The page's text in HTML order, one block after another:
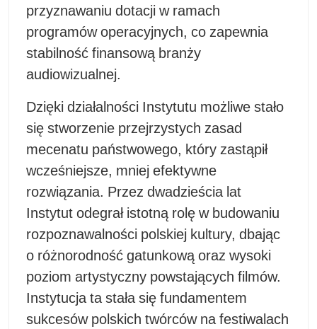
przyznawaniu dotacji w ramach
programów operacyjnych, co zapewnia
stabilność finansową branży
audiowizualnej.
Dzięki działalności Instytutu możliwe stało
się stworzenie przejrzystych zasad
mecenatu państwowego, który zastąpił
wcześniejsze, mniej efektywne
rozwiązania. Przez dwadzieścia lat
Instytut odegrał istotną rolę w budowaniu
rozpoznawalności polskiej kultury, dbając
o różnorodność gatunkową oraz wysoki
poziom artystyczny powstających filmów.
Instytucja ta stała się fundamentem
sukcesów polskich twórców na festiwalach